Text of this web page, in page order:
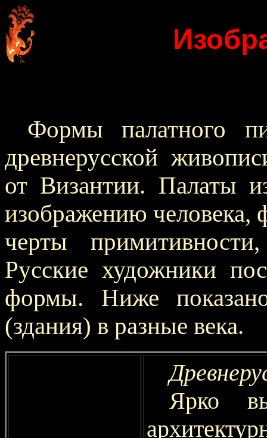
Формы палатного
древнерусской
от Византии. Палаты
изображению
черты
Русские художники
формы. Ниже
(здания) в разные века.
Ярко